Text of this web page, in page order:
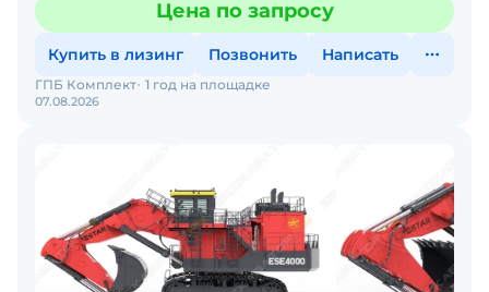
Цена по запросу
Купить в лизинг Позвонить Написать
07.08.2026
ГПБ Комплект 1 год на площадке